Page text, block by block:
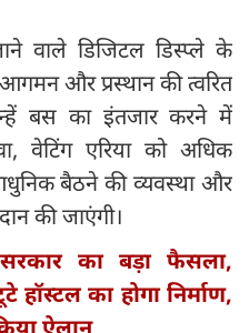
वाले डिजिटल डिस्प्ले के
और प्रस्थान की त्वरित
बस का इंतजार करने में
वेटिंग एरिया को अधिक
बैठने की व्यवस्था और
की जाएंगी।
का बड़ा फैसला,
का होगा निर्माण,